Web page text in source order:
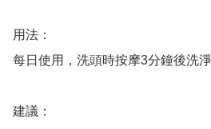
用法：
每日使用，洗頭時按摩3分鐘後洗淨
建議：